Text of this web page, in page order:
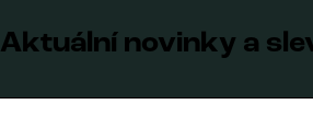
Aktuální novinky a